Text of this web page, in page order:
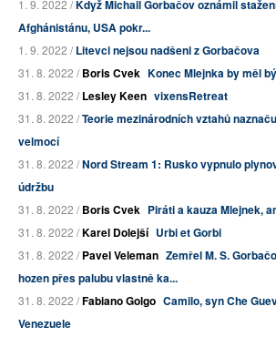
1. 9. 2022 /Když Michail Gorbačov oznámil
Afghánistánu, USA pokr...
1. 9. 2022 /Litevci nejsou nadšeni z Gorbačova
31. 8. 2022 /Boris Cvek Konec Mlejnka by měl
31. 8. 2022 /Lesley Keen vixensRetreat
31. 8. 2022 /Teorie mezinárodních vztahů
velmocí
31. 8. 2022 /Nord Stream 1: Rusko vypnulo
údržbu
31. 8. 2022 /Boris Cvek Piráti a kauza Mlejnek,
31. 8. 2022 /Karel Dolejší Urbi et Gorbi
31. 8. 2022 /Pavel Veleman Zemřel M. S.
hozen přes palubu vlastně ka...
31. 8. 2022 /Fabiano Golgo Camilo, syn Che
Venezuele